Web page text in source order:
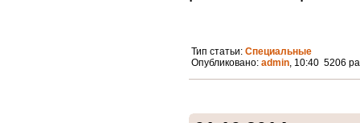
Тип статьи: Специальные
Опубликовано: admin, 10:40 5206